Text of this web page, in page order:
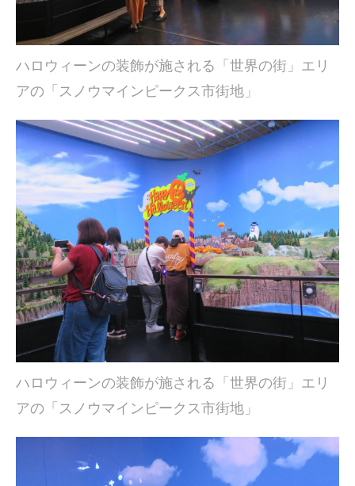
ハロウィーンの装飾が施される「世界の街」エリ
アの「スノウマインピークス市街地」
ハロウィーンの装飾が施される「世界の街」エリ
アの「スノウマインピークス市街地」